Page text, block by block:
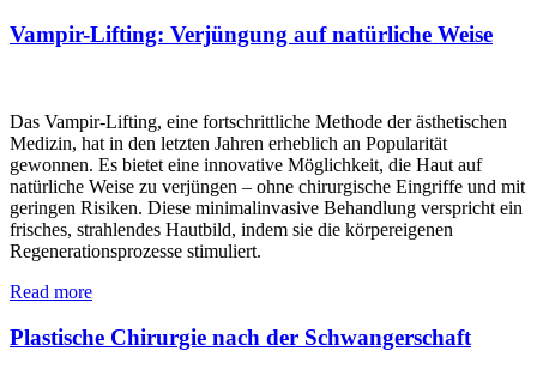
Vampir-Lifting: Verjüngung auf natürliche Weise
Das Vampir-Lifting, eine fortschrittliche Methode der ästhetischen
Medizin, hat in den letzten Jahren erheblich an Popularität
gewonnen. Es bietet eine innovative Möglichkeit, die Haut auf
natürliche Weise zu verjüngen – ohne chirurgische Eingriffe und mit
geringen Risiken. Diese minimalinvasive Behandlung verspricht ein
frisches, strahlendes Hautbild, indem sie die körpereigenen
Regenerationsprozesse stimuliert.
Read more
Plastische Chirurgie nach der Schwangerschaft